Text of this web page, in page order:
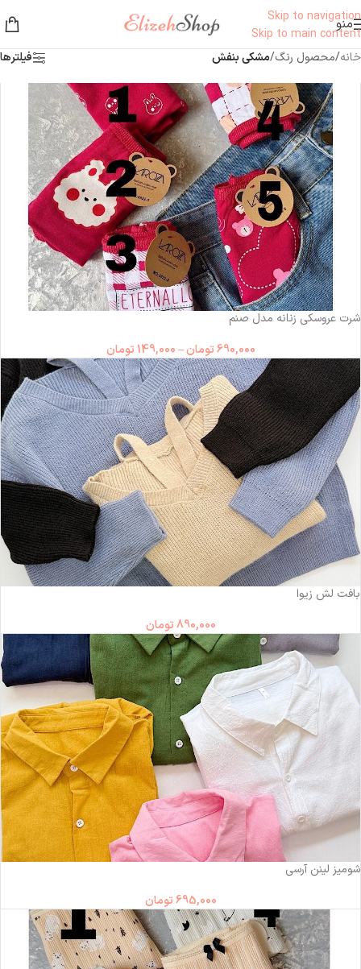
Skip to navigation
Skip to main content
منو
خانه/محصول رنگ/مشکی بنفش فیلترها
شرت عروسکی زنانه مدل صنم
690,000تومان–
149,000 تومان
بافت لش زیوا
890,000تومان
شومیز لینن آرسی
695,000تومان